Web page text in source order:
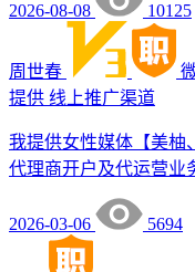
2026-08-08 10125
周世春
提供 线上推广渠道
我提供女性媒体【美柚
代理商开户及代运营业
2026-03-06 5694